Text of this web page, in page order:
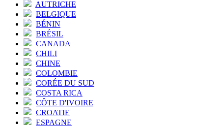
AUTRICHE
BELGIQUE
BÉNIN
BRÉSIL
CANADA
CHILI
CHINE
COLOMBIE
CORÉE DU SUD
COSTA RICA
CÔTE D'IVOIRE
CROATIE
ESPAGNE